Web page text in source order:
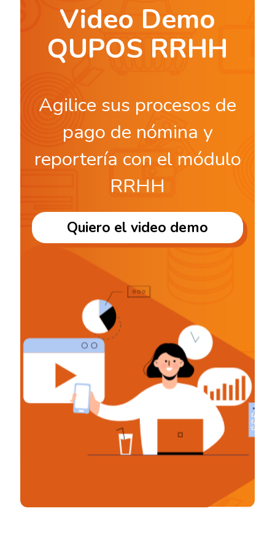
Video Demo
QUPOS RRHH
Agilice sus procesos de
pago de nómina y
reportería con el módulo
RRHH
Quiero el video demo